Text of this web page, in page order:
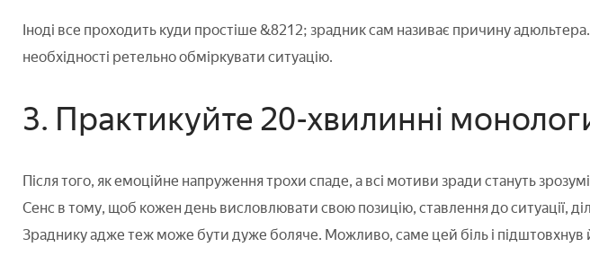
Іноді все проходить куди простіше &8212; зрадник сам називає причину адюльтера.
необхідності ретельно обміркувати ситуацію.
3. Практикуйте 20-хвилинні
Після того, як емоційне напруження трохи спаде, а всі мотиви зради стануть
Сенс в тому, щоб кожен день висловлювати свою позицію, ставлення до ситуації,
Зраднику адже теж може бути дуже боляче. Можливо, саме цей біль і підштовхнув